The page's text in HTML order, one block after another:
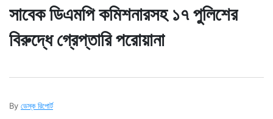
সাবেক ডিএমপি কমিশনারসহ ১৭ পুলিশের
বিরুদ্ধে গ্রেপ্তারি পরোয়ানা
By ডেস্ক রিপোর্ট